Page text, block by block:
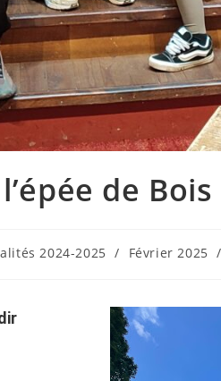
de
2024-2025 / Février 2025 /